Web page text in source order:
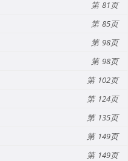
81
85
98
98
102
124
135
149
149